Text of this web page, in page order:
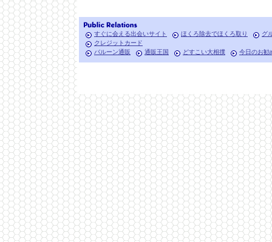
すぐに会える出会いサイト ほくろ除去でほくろ取り
グ
クレジットカード
バルーン通販
通販王国 どすこい大相撲 今日のお勧